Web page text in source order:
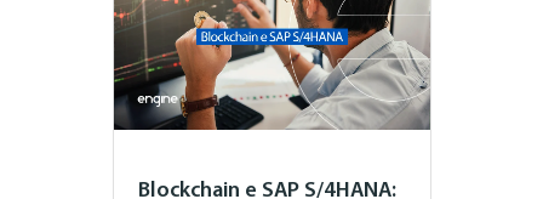
Blockchain e SAP S/4HANA: